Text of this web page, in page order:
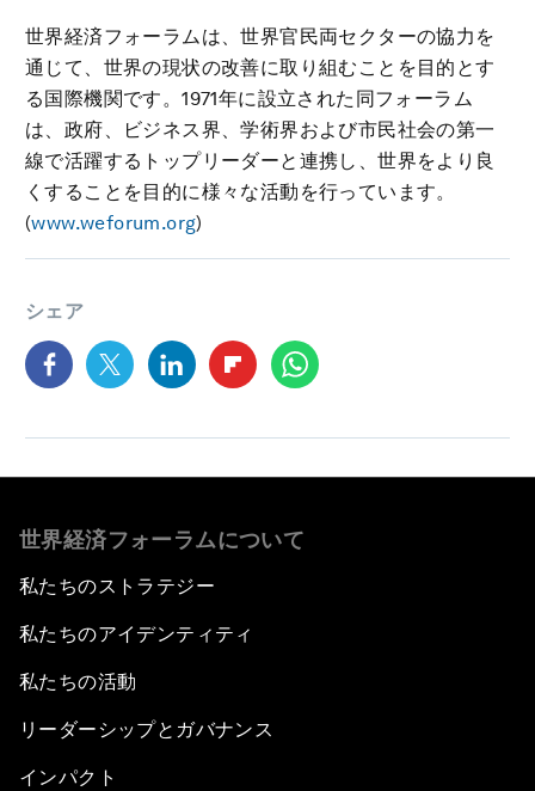
世界経済フォーラムは、世界官民両セクターの協力を
通じて、世界の現状の改善に取り組むことを目的とす
る国際機関です。1971年に設立された同フォーラム
は、政府、ビジネス界、学術界および市民社会の第一
線で活躍するトップリーダーと連携し、世界をより良
くすることを目的に様々な活動を行っています。
(www.weforum.org)
シェア
世界経済フォーラムについて
私たちのストラテジー
私たちのアイデンティティ
私たちの活動
リーダーシップとガバナンス
インパクト